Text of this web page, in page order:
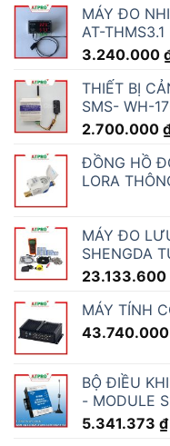
MÁY ĐO
AT-THMS3.1
3.240.000
THIẾT BỊ
SMS- WH-
2.700.000
ĐỒNG HỒ
LORA
MÁY ĐO
SHENGDA
23.133.600
MÁY TÍNH
43.740.000
BỘ ĐIỀU
- MODULE
5.341.373 ₫